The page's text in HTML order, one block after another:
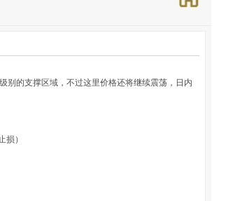
别的支撑区域，不过这里价格还将继续震荡，日内
损）